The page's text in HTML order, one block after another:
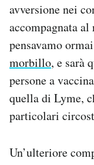
avversione nei
accompagnata
pensavamo
morbillo, e sarà
persone a
quella di Lyme,
particolari
Un’ulteriore